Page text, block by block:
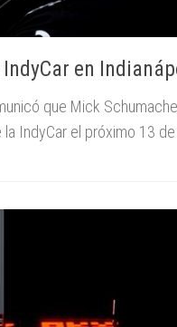
en
que Mick
IndyCar el próximo 13 de